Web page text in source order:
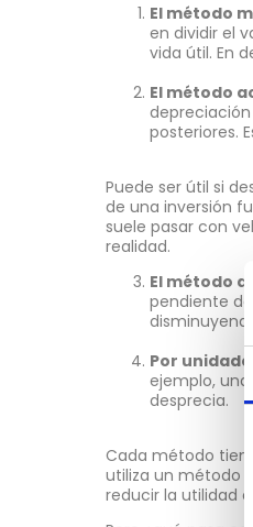
El método
en dividir el
vida útil. En
El método
posteriores.
Puede ser útil si
de una inversión
suele pasar con
realidad.
El método
pendiente
Por
ejemplo,
desprecia.
Cada método
utiliza un método
reducir la utilidad